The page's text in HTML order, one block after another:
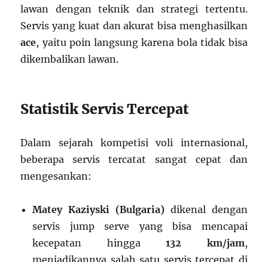
lawan dengan teknik dan strategi tertentu.
Servis yang kuat dan akurat bisa menghasilkan
ace, yaitu poin langsung karena bola tidak bisa
dikembalikan lawan.
Statistik Servis Tercepat
Dalam sejarah kompetisi voli internasional,
beberapa servis tercatat sangat cepat dan
mengesankan:
Matey Kaziyski (Bulgaria) dikenal dengan
servis jump serve yang bisa mencapai
kecepatan hingga132 km/jam,